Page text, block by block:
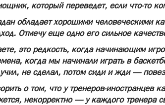
который переведет, если что-то
обладает хорошими человеческими
Отмечу еще одно его сильное
это редкость, когда начинающим
когда мы начинали играть в
не сделал, потом сиди и жди —
о том, что у тренеров-иностранцев
некорректно — у каждого тренера